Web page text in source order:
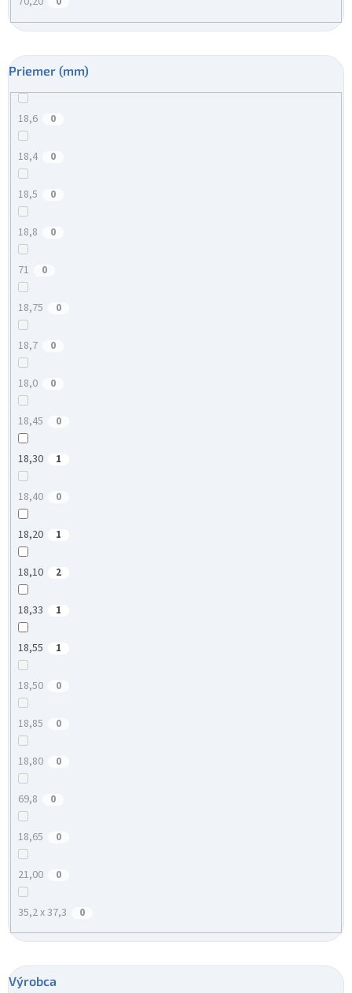
Priemer (mm)
18,6 0
18,4 0
18,5 0
18,8 0
71 0
18,75 0
18,7 0
18,0 0
18,45 0
18,30 1
18,40 0
18,20 1
18,10 2
18,33 1
18,55 1
18,50 0
18,85 0
18,80 0
69,8 0
18,65 0
21,00 0
35,2 x 37,3 0
Výrobca